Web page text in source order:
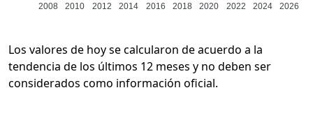
2008 2010 2012 2014 2016 2018 2020 2022 2024 2026
Los valores de hoy se calcularon de acuerdo a la
tendencia de los últimos 12 meses y no deben ser
considerados como información oficial.